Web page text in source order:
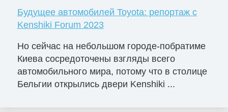
Будущее автомобилей Toyota: репортаж с
Kenshiki Forum 2023
Но сейчас на небольшом городе-побратиме
Киева сосредоточены взгляды всего
автомобильного мира, потому что в столице
Бельгии открылись двери Kenshiki ...